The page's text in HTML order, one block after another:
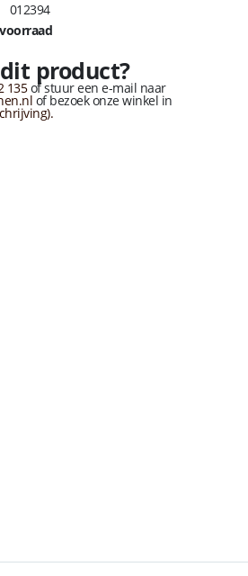
012394
product?
135of stuur een e-mail naar
of bezoek onze winkel in